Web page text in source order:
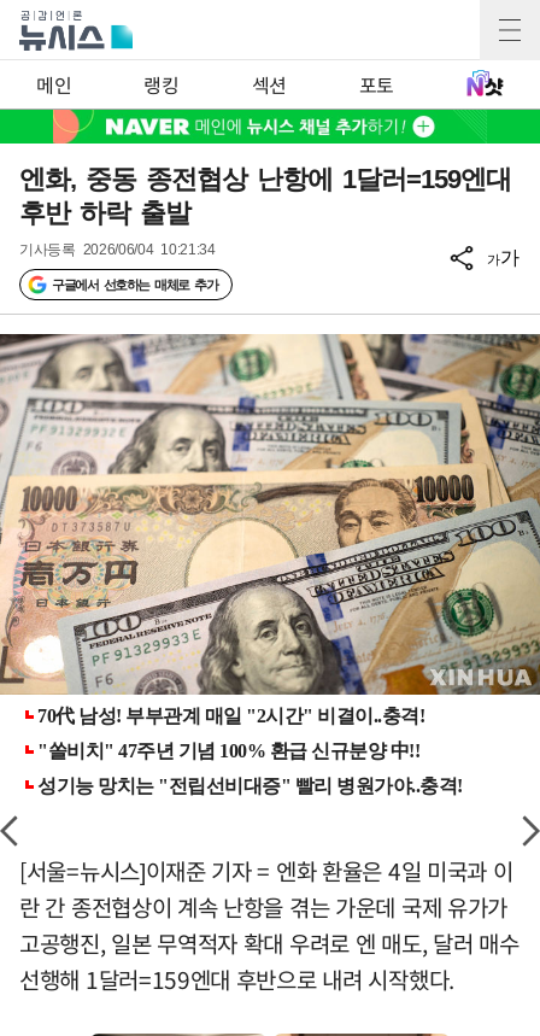
메인 랭킹 섹션 포토
엔화, 중동 종전협상 난항에 1달러=159엔대
후반 하락 출발
기사등록 2026/06/04 10:21:34
구글에서 선호하는 매체로 추가
가가
[서울=뉴시스]이재준 기자 = 엔화 환율은 4일 미국과 이
란 간 종전협상이 계속 난항을 겪는 가운데 국제 유가가
고공행진, 일본 무역적자 확대 우려로 엔 매도, 달러 매수
선행해 1달러=159엔대 후반으로 내려 시작했다.